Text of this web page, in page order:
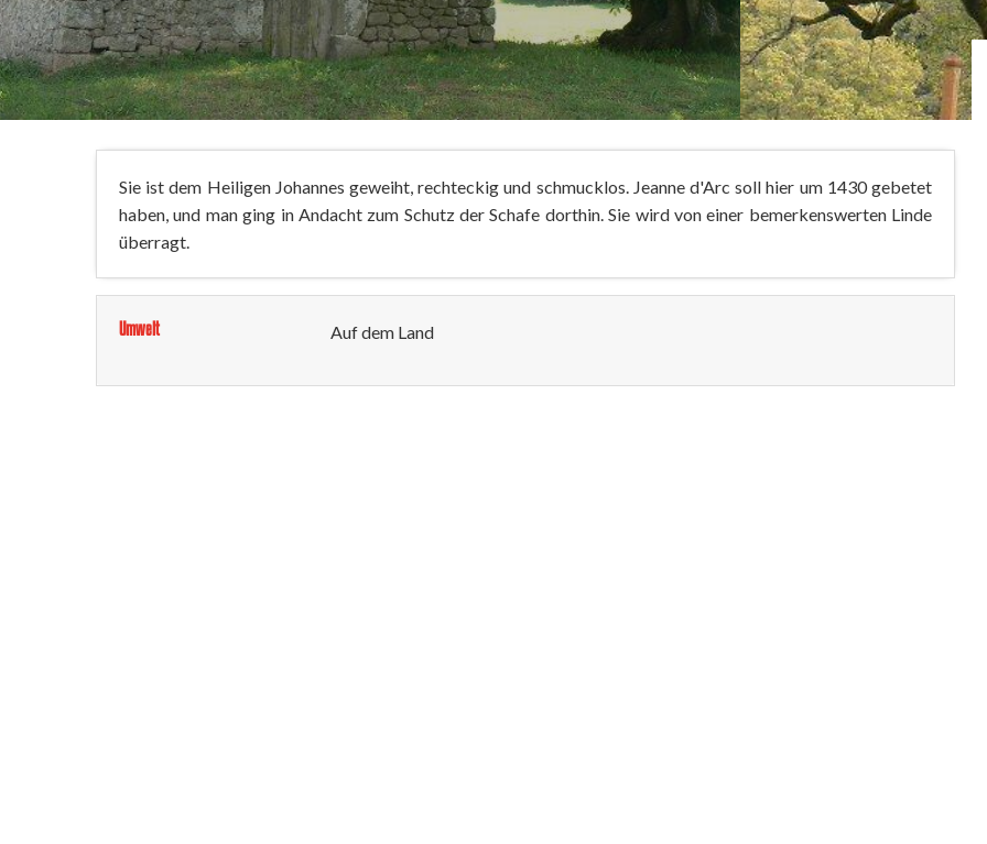
Sie ist dem Heiligen Johannes geweiht, rechteckig und schmucklos. Jeanne d'Arc soll hier um 1430 gebetet
haben, und man ging in Andacht zum Schutz der Schafe dorthin. Sie wird von einer bemerkenswerten Linde
überragt.
Umwelt Auf dem Land